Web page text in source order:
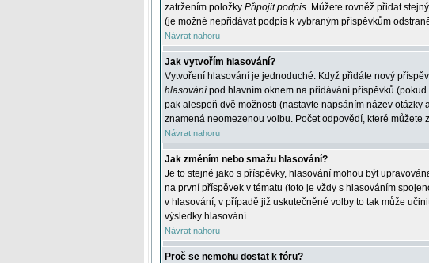
zatržením položky Připojit podpis. Můžete rovněž přidat
(je možné nepřidávat podpis k vybraným příspěvkům
Návrat nahoru
Jak vytvořím hlasování?
Vytvoření hlasování je jednoduché. Když přidáte nový
hlasování pod hlavním oknem na přidávání příspěvků
pak alespoň dvě možnosti (nastavte napsáním název otázky
znamená neomezenou volbu. Počet odpovědí, které můžete
Návrat nahoru
Jak změním nebo smažu hlasování?
Je to stejné jako s příspěvky, hlasování mohou být
na první příspěvek v tématu (toto je vždy s hlasováním
v hlasování, v případě již uskutečněné volby to tak může
výsledky hlasování.
Návrat nahoru
Proč se nemohu dostat k fóru?